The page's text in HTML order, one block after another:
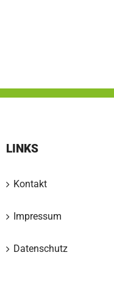
LINKS
Kontakt
Impressum
Datenschutz